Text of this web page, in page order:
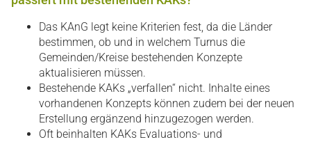
Das KAnG legt keine Kriterien fest, da die Länder
bestimmen, ob und in welchem Turnus die
Gemeinden/Kreise bestehenden Konzepte
aktualisieren müssen.
Bestehende KAKs „verfallen“ nicht. Inhalte eines
vorhandenen Konzepts können zudem bei der neuen
Erstellung ergänzend hinzugezogen werden.
Oft beinhalten KAKs Evaluations- und